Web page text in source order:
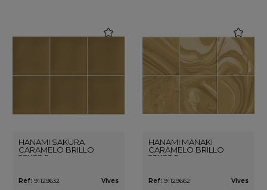
HANAMI SAKURA
CARAMELO BRILLO
23X33,5
Ref: 91129632 Vives
HANAMI MANAKI
CARAMELO BRILLO
23X33,5
Ref: 91129662 Vives